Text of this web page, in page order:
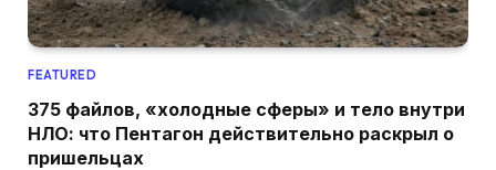
FEATURED
375 файлов, «холодные сферы» и тело внутри
НЛО: что Пентагон действительно раскрыл о
пришельцах